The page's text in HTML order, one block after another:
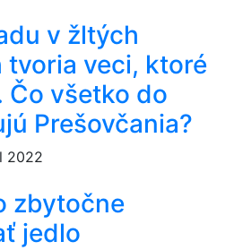
v žltých
tvoria veci, ktoré
Čo všetko do
Prešovčania?
2022
zbytočne
jedlo